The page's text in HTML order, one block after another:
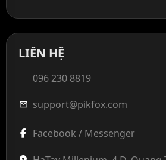
LIÊN HỆ
096 230 8819
mail support@pikfox.com
Facebook / Messenger